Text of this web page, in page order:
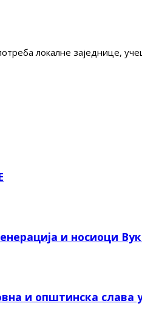
локалне заједнице,
и носиоци
и општинска слава